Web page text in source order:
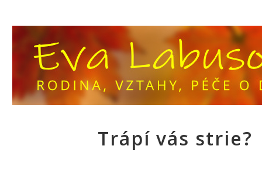
Trápí vás strie?